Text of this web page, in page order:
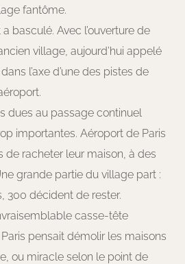
fantôme.
a basculé. Avec l’ouverture de
village, aujourd’hui appelé
l’axe d’une des pistes de
dues au passage continuel
importantes. Aéroport de Paris
de racheter leur maison, à des
grande partie du village part :
300 décident de rester.
casse-tête
pensait démolir les maisons
ou miracle selon le point de